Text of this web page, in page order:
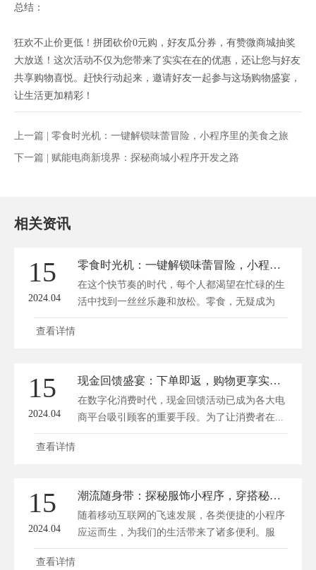
总结：
狂欢不止价更低！拼团砍价0元购，好友瓜分券，有赞微商城抽奖
大放送！这次活动不仅为您带来了实实在在的优惠，还让您与好友
共享购物喜悦。赶快行动起来，邀请好友一起参与这场购物盛宴，
让生活更加精彩！
上一篇 | 零食时光机：一键解锁味蕾冒险，小程序里的美食之旅
下一篇 | 赋能电商新境界：探秘商城小程序开发之路
相关资讯
15
2024.04
零食时光机：一键解锁味蕾冒险，小程序里的美食之旅
在这个快节奏的时代，每个人都渴望在忙碌的生
活中找到一丝丝乐趣和放松。零食，无疑成为
了...
查看详情
15
2024.04
现金回馈盛宴：下单即返，购物更享实惠秘籍揭秘！
在数字化消费时代，现金回馈活动已成为各大电
商平台吸引顾客的重要手段。为了让消费者在...
查看详情
15
2024.04
潮流随身带：探秘服饰小程序，穿搭秘籍一触即发！
随着移动互联网的飞速发展，各类便捷的小程序
应运而生，为我们的生活带来了诸多便利。服
饰...
查看详情